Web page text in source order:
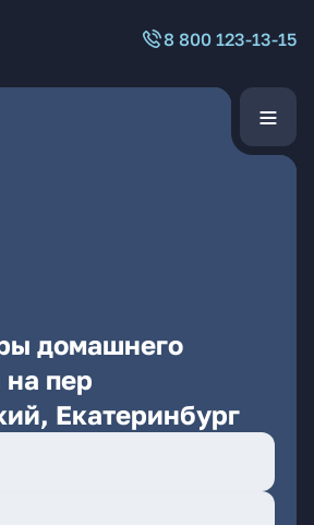
8 800 123-13-15
домашнего
на пер
Екатеринбург